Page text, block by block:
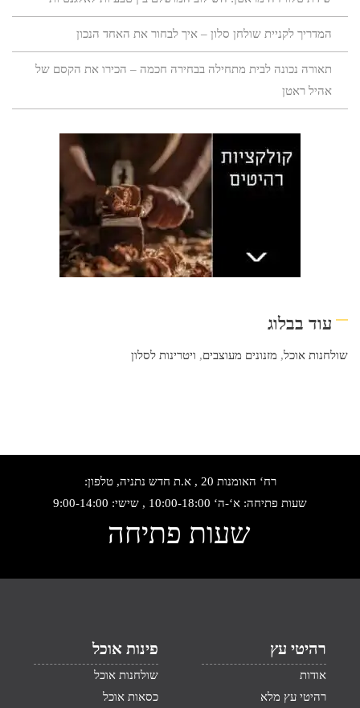
המדריך לקניית שולחן סלון – איך לבחור את האחד הנכון
תאורה נכונה לבית מתחילה בבחירה חכמה – הכירו את הקסם של
אהיל ראטן
עוד בבלוג
שולחנות אוכל, מזנונים מעוצבים, ויטרינות לסלון
רח‘ האומנות 20 , א.ת חדש נתניה, טלפון:
שעות פתיחה: א‘-ה‘ 10:00-18:00 , שישי: 9:00-14:00
שעות פתיחה
רהיטי עץ
אודות
רהיטי עץ מלא
פינות אוכל
שולחנות אוכל
כסאות אוכל